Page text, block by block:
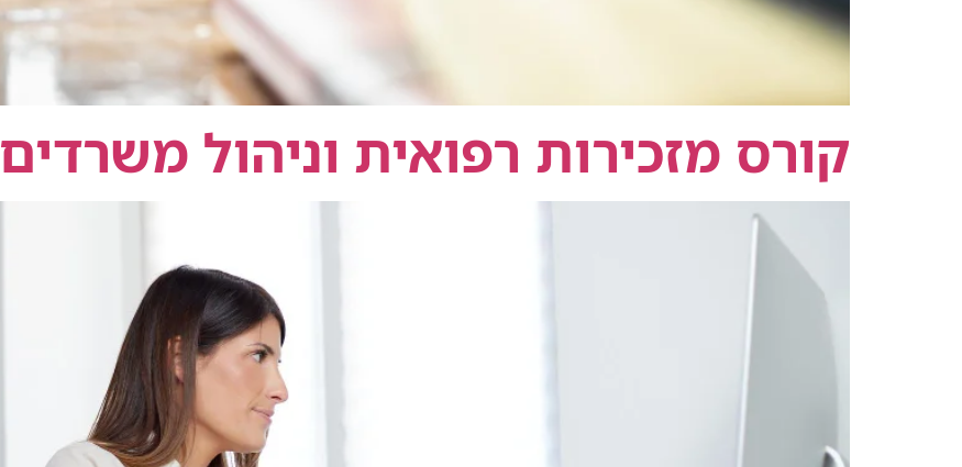
קורס מזכירות רפואית וניהול משרדים